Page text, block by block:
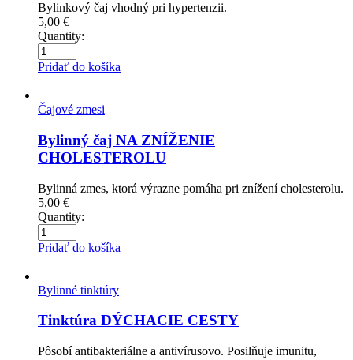
Bylinkový čaj vhodný pri hypertenzii.
5,00 €
Quantity:
Pridať do košíka
Čajové zmesi
Bylinný čaj NA ZNÍŽENIE
CHOLESTEROLU
Bylinná zmes, ktorá výrazne pomáha pri znížení cholesterolu.
5,00 €
Quantity:
Pridať do košíka
Bylinné tinktúry
Tinktúra DÝCHACIE CESTY
Pôsobí antibakteriálne a antivírusovo. Posilňuje imunitu,